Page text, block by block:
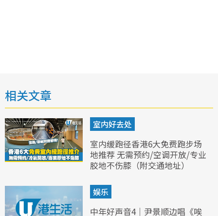
相关文章
室内好去处
室内缓跑径香港6大免费跑步场
地推荐 无需预约/空调开放/专业
胶地不伤膝（附交通地址）
娱乐
中年好声音4｜尹景顺边唱《唉